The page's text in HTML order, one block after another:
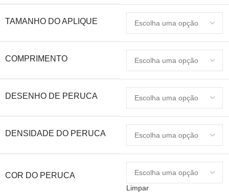
TAMANHO DO APLIQUE
COMPRIMENTO
DESENHO DE PERUCA
DENSIDADE DO PERUCA
COR DO PERUCA
Limpar